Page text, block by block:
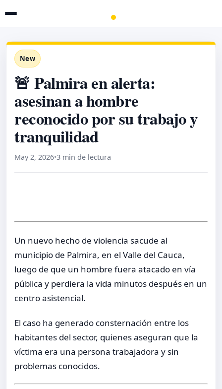
New
🚨 Palmira en alerta:
asesinan a hombre
reconocido por su trabajo y
tranquilidad
May 2, 2026•3 min de lectura
Un nuevo hecho de violencia sacude al
municipio de Palmira, en el Valle del Cauca,
luego de que un hombre fuera atacado en vía
pública y perdiera la vida minutos después en un
centro asistencial.
El caso ha generado consternación entre los
habitantes del sector, quienes aseguran que la
víctima era una persona trabajadora y sin
problemas conocidos.